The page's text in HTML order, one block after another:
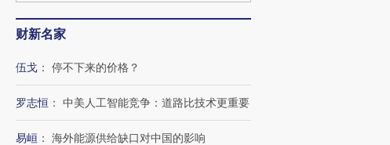
财新名家
伍戈 ： 停不下来的价格？
罗志恒 ： 中美人工智能竞争：道路比技术更重要
易峘 ： 海外能源供给缺口对中国的影响